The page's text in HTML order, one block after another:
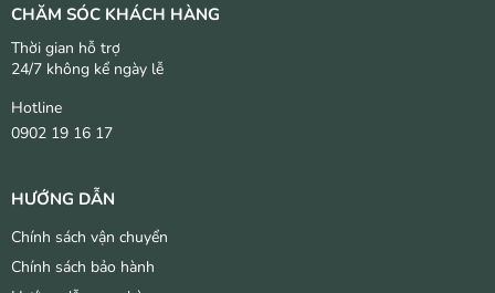
CHĂM SÓC KHÁCH HÀNG
Thời gian hỗ trợ
24/7 không kể ngày lễ
Hotline
0902 19 16 17
HƯỚNG DẪN
Chính sách vận chuyển
Chính sách bảo hành